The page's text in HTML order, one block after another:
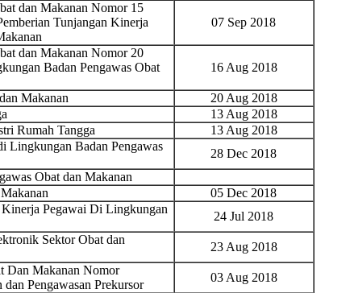
dan Makanan Nomor 15
Tunjangan Kinerja
07 Sep 2018
dan Makanan Nomor 20
Badan Pengawas Obat
16 Aug 2018
Makanan
20 Aug 2018
13 Aug 2018
Rumah Tangga
13 Aug 2018
Lingkungan Badan Pengawas
28 Dec 2018
Obat dan Makanan
05 Dec 2018
Kinerja Pegawai Di Lingkungan
24 Jul 2018
Sektor Obat dan
23 Aug 2018
Dan Makanan Nomor
Pengawasan Prekursor
03 Aug 2018